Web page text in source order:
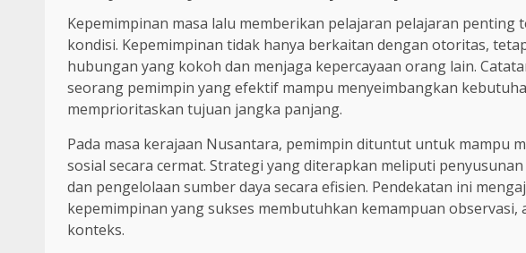
Kepemimpinan masa lalu memberikan pelajaran pelajaran penting
kondisi. Kepemimpinan tidak hanya berkaitan dengan otoritas,
hubungan yang kokoh dan menjaga kepercayaan orang lain.
seorang pemimpin yang efektif mampu menyeimbangkan
memprioritaskan tujuan jangka panjang.
Pada masa kerajaan Nusantara, pemimpin dituntut untuk mampu
sosial secara cermat. Strategi yang diterapkan meliputi
dan pengelolaan sumber daya secara efisien. Pendekatan ini
kepemimpinan yang sukses membutuhkan kemampuan observasi,
konteks.